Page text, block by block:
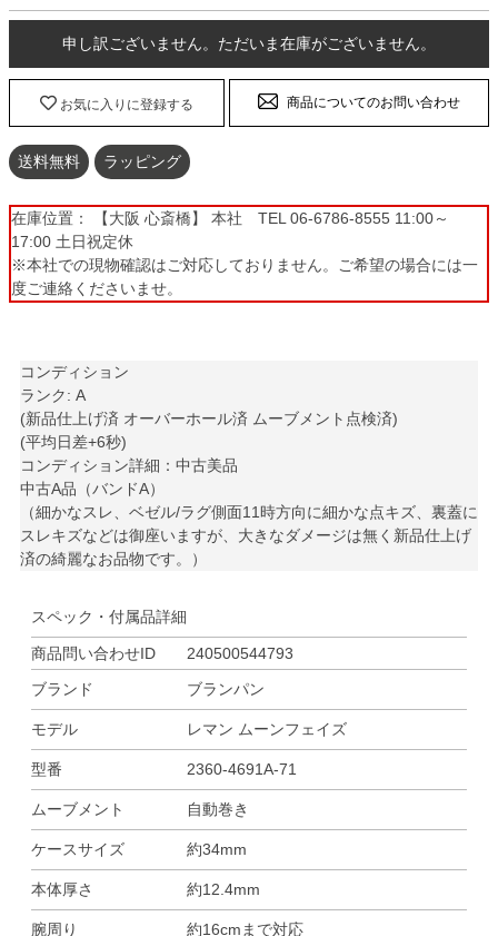
申し訳ございません。ただいま在庫がございません。
お気に入りに登録する 商品についてのお問い合わせ
送料無料 ラッピング
在庫位置： 【大阪 心斎橋】 本社 TEL 06-6786-8555 11:00～
17:00 土日祝定休
※本社での現物確認はご対応しておりません。ご希望の場合には一
度ご連絡くださいませ。
コンディション
ランク: A
(新品仕上げ済 オーバーホール済 ムーブメント点検済)
(平均日差+6秒)
コンディション詳細：中古美品
中古A品（バンドA）
（細かなスレ、ベゼル/ラグ側面11時方向に細かな点キズ、裏蓋に
スレキズなどは御座いますが、大きなダメージは無く新品仕上げ
済の綺麗なお品物です。）
スペック・付属品詳細
商品問い合わせID
240500544793
ブランド
ブランパン
モデル レマン ムーンフェイズ
型番 2360-4691A-71
ムーブメント 自動巻き
ケースサイズ 約34mm
本体厚さ 約12.4mm
腕周り 約16cmまで対応